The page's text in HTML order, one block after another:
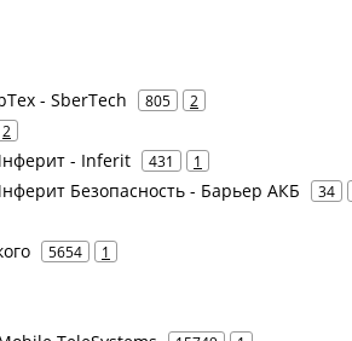
- SberTech 805 2
2
- Inferit 431 1
Безопасность - Барьер АКБ 34
5654 1